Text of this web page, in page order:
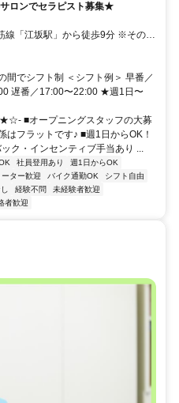
ロンでセラピスト募集★
線「江坂駅」から徒歩9分 ※その他
駅」
間でシフト制 ＜シフト例＞ 早番／
遅番／17:00〜22:00 ★週1日〜
■オープニングスタッフの大募
フラットです♪ ■週1日からOK！
ク・インセンティブ手当あり ...
社員登用あり
週1日からOK
ーター歓迎 バイク通勤OK
シフト自由
経験不問
未経験者歓迎
者歓迎